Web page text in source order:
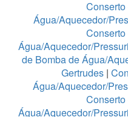
Água/Aquecedor/
Água/Aquecedor/
de Bomba de Água/
Gertrudes |
Água/Aquecedor/
Água/Aquecedor/